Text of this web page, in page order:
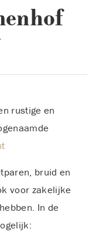
rustige en
bruid en
voor zakelijke
In de